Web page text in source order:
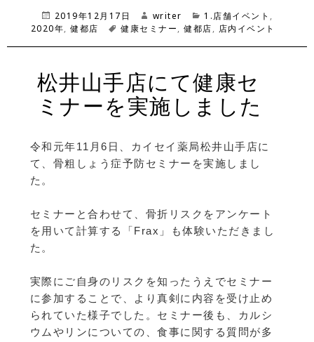
投
稿
2019年12月17日
作
成
writer
カ
テ
1.店舗イベント ,
2020年, 健都店
タ
健康セミナー, 健都店, 店内イベント
松井山手店にて健康セ
ミナーを実施しました
令和元年11月6日、カイセイ薬局松井山手店に
て、骨粗しょう症予防セミナーを実施しまし
た。
セミナーと合わせて、骨折リスクをアンケート
を用いて計算する「Frax」も体験いただきまし
た。
実際にご自身のリスクを知ったうえでセミナー
に参加することで、より真剣に内容を受け止め
られていた様子でした。セミナー後も、カルシ
ウムやリンについての、食事に関する質問が多